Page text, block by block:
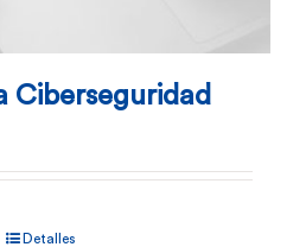
Ciberseguridad
Detalles